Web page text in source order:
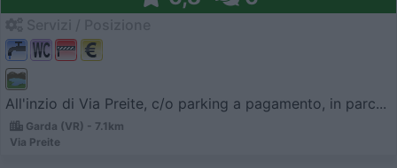
All'inzio di Via Preite, c/o parking a pagamento, in parc...
Garda (VR) - 7.1km
Via Preite